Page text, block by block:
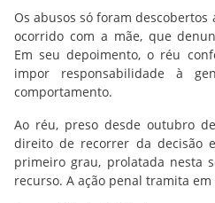
Os abusos só foram
ocorrido com a mãe, que
Em seu depoimento, o réu
impor responsabilidade à
comportamento.
Ao réu, preso desde outubro
direito de recorrer da decisão
primeiro grau, prolatada nesta
recurso. A ação penal tramita